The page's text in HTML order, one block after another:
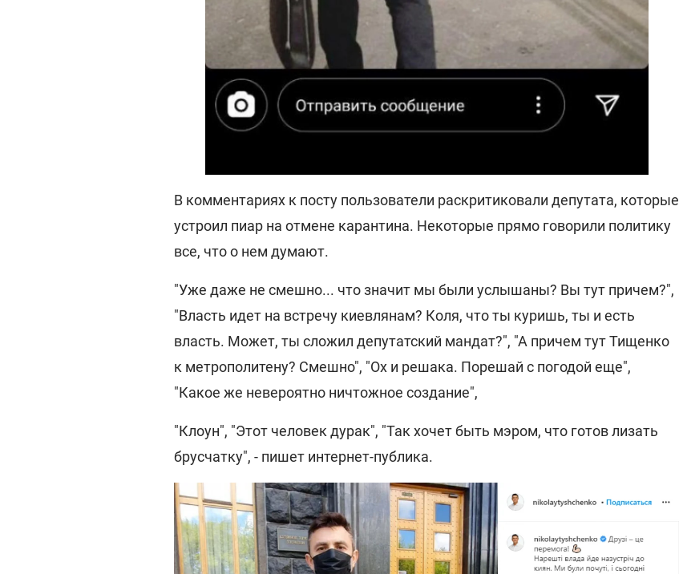
В комментариях к посту пользователи раскритиковали депутата, которые
устроил пиар на отмене карантина. Некоторые прямо говорили политику
все, что о нем думают.
"Уже даже не смешно... что значит мы были услышаны? Вы тут причем?",
"Власть идет на встречу киевлянам? Коля, что ты куришь, ты и есть
власть. Может, ты сложил депутатский мандат?", "А причем тут Тищенко
к метрополитену? Смешно", "Ох и решака. Порешай с погодой еще",
"Какое же невероятно ничтожное создание",
"Клоун", "Этот человек дурак", "Так хочет быть мэром, что готов лизать
брусчатку", - пишет интернет-публика.